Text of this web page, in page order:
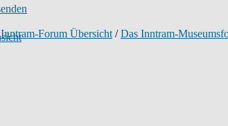
Inntram-Forum Übersicht /Das Inntram-